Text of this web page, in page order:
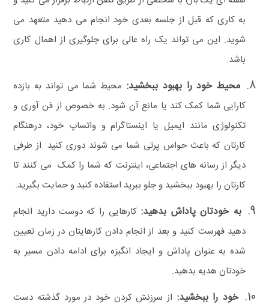
به کاری که قبل از جلسه بعدی خود انجام می‌ دهید متعهد می‌
شوید. این می‌ تواند یک راه عالی برای جلوگیری از اهمال‌ کاری
باشد.
محیط خود را بهبود ببخشید: محیط شما می‌ تواند به بازده
کارایی شما کمک کند یا مانع آن شود. به خصوص از فن‌ آوری و
تکنولوژی مانند ایمیل یا اینستاگرام و واتساپ خود، درهنگام
کارتان که باعث حواس‌ پرتی شما می‌ شوند دوری کنید .از طرفی
دیگر از رسانه‌ های اجتماعی، اینترنت که شما را کمک می‌ کنند تا
کارتان را بهبود ببخشید و جلو ببرید استفاده کنید و حمایت بگیرید.
به خودتان پاداش بدهید: کار‌هایی را که دوست دارید انجام
دهید فهرست کنید و بعد از انجام دادن کار‌هایتان در زمان تعیین
شده به عنوان پاداش و ایجاد انگیزه برای ادامه دادن مسیر به
خودتان هدیه بدهید.
خود را ببخشید: از سرزنش کردن خود در مورد گذشته دست